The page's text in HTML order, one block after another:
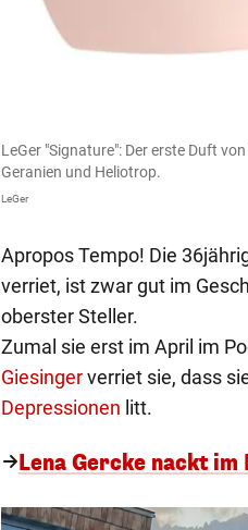
LeGer "Signature": Der erste Duft
Geranien und Heliotrop.
LeGer
Apropos Tempo! Die
verriet, ist zwar gut im
oberster Steller.
Zumal sie erst im April im
Giesingerverriet sie, dass
Depressionen litt.
Lena Gercke nackt
1/9